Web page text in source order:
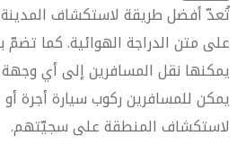
تُعدّ أفضل طريقة لاستكشاف
على متن الدراجة الهوائية. كما تضمّ
يمكنها نقل المسافرين إلى أي وجهة
يمكن للمسافرين ركوب سيارة أجرة
لاستكشاف المنطقة على سجيّتهم.